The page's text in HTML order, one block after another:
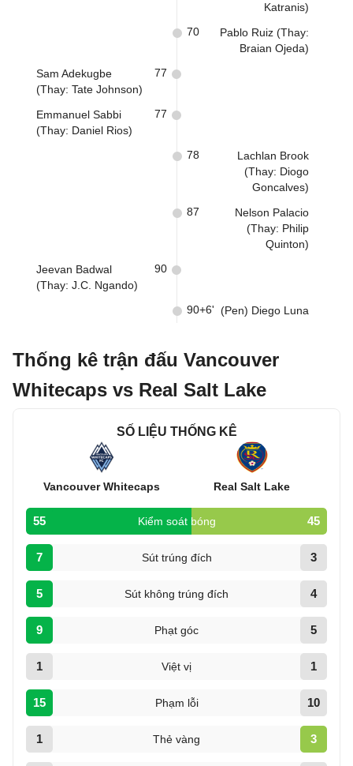
Katranis)
Pablo Ruiz (Thay:
Braian Ojeda)
70
Sam Adekugbe
(Thay: Tate Johnson)
77
Emmanuel Sabbi
(Thay: Daniel Rios)
77
Lachlan Brook
(Thay: Diogo
Goncalves)
78
Nelson Palacio
(Thay: Philip
Quinton)
87
Jeevan Badwal
(Thay: J.C. Ngando)
90
(Pen) Diego Luna
90+6'
Thống kê trận đấu Vancouver
Whitecaps vs Real Salt Lake
SỐ LIỆU THỐNG KÊ
Vancouver Whitecaps Real Salt Lake
55 Kiểm soát bóng 45
7 Sút trúng đích 3
5 Sút không trúng đích 4
9 Phạt góc 5
1 Việt vị 1
15 Phạm lỗi 10
1 Thẻ vàng 3